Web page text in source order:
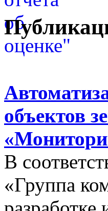
объектов
В
«Группа